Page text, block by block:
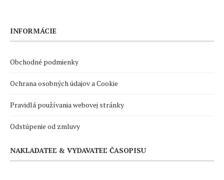
INFORMÁCIE
Obchodné podmienky
Ochrana osobných údajov a Cookie
Pravidlá používania webovej stránky
Odstúpenie od zmluvy
NAKLADATEĽ & VYDAVATEĽ ČASOPISU